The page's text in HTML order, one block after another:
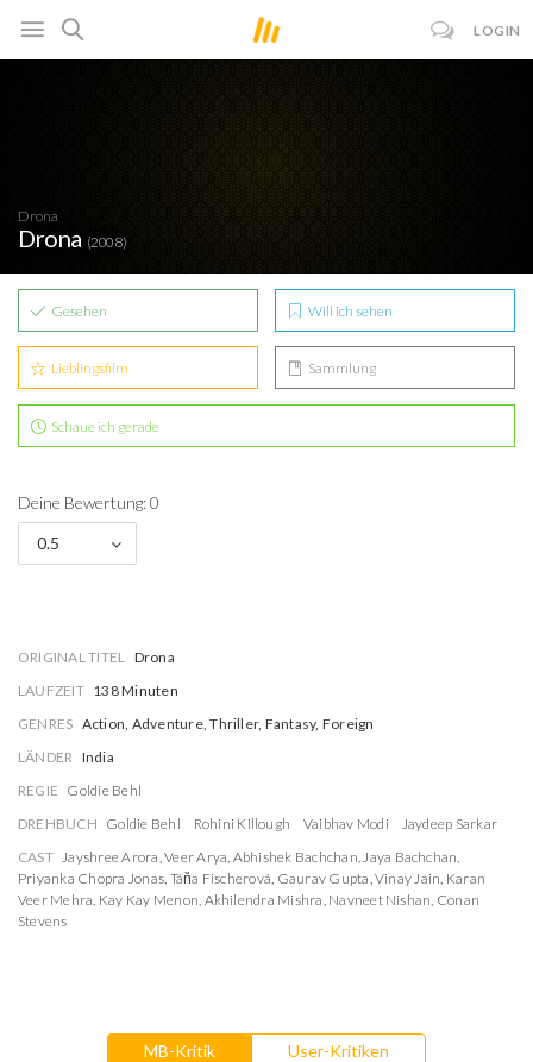
LOGIN
Drona
Drona (2008)
Gesehen Will ich sehen
Lieblingsfilm Sammlung
Schaue ich gerade
Deine Bewertung: 0
0.5
ORIGINAL TITEL Drona
LAUFZEIT 138 Minuten
GENRES Action, Adventure, Thriller, Fantasy, Foreign
LÄNDER India
REGIE Goldie Behl
DREHBUCH Goldie Behl Rohini Killough Vaibhav Modi
Jaydeep Sarkar
CAST Jayshree Arora,Veer Arya, Abhishek Bachchan,Jaya Bachchan,
Priyanka Chopra Jonas, Táňa Fischerová, Gaurav Gupta,Vinay Jain, Karan
Veer Mehra, Kay Kay Menon, Akhilendra Mishra, Navneet Nishan, Conan
Stevens
MB-Kritik User-Kritiken